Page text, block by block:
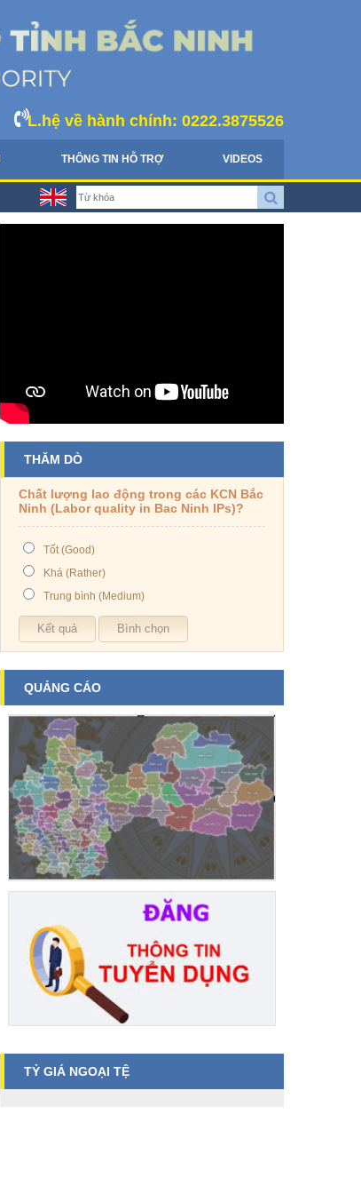
L.hệ về hành chính: 0222.3875526
THÔNG TIN HỖ TRỢ VIDEOS
THĂM DÒ
Chất lượng lao động trong các KCN Bắc
Ninh (Labor quality in Bac Ninh IPs)?
Tốt (Good)
Khá (Rather)
Trung bình (Medium)
QUẢNG CÁO
TỶ GIÁ NGOẠI TỆ